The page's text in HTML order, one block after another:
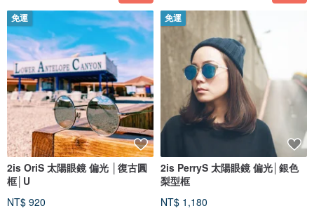
免運
2is OriS 太陽眼鏡 偏光 │復古圓
框│U
NT$ 920
免運
2is PerryS 太陽眼鏡 偏光│銀色
梨型框
NT$ 1,180